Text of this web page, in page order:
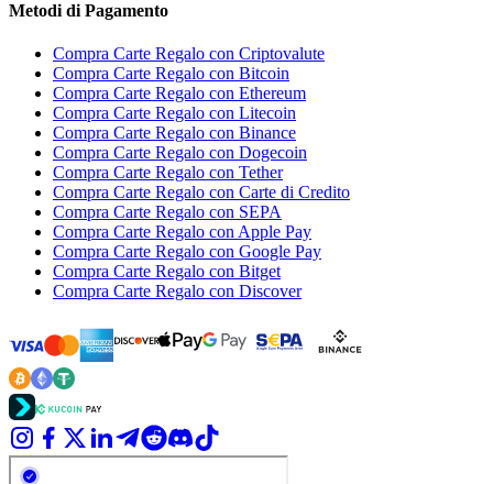
Metodi di Pagamento
Compra Carte Regalo con Criptovalute
Compra Carte Regalo con Bitcoin
Compra Carte Regalo con Ethereum
Compra Carte Regalo con Litecoin
Compra Carte Regalo con Binance
Compra Carte Regalo con Dogecoin
Compra Carte Regalo con Tether
Compra Carte Regalo con Carte di Credito
Compra Carte Regalo con SEPA
Compra Carte Regalo con Apple Pay
Compra Carte Regalo con Google Pay
Compra Carte Regalo con Bitget
Compra Carte Regalo con Discover